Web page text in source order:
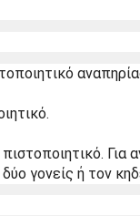
Για
γονείς ή τον